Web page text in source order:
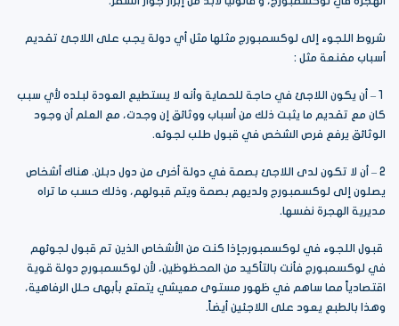
شروط اللجوء إلى لوكسمبورج مثلها مثل أي دولة يجب على اللاجئ تقديم
أسباب مقنعة مثل :
1 – أن يكون اللاجئ في حاجة للحماية وأنه لا يستطيع العودة لبلده لأي سبب
كان مع تقديم ما يثبت ذلك من أسباب ووثائق إن وجدت، مع العلم أن وجود
الوثائق يرفع فرص الشخص في قبول طلب لجوئه.
2 – أن لا تكون لدى اللاجئ بصمة في دولة أخرى من دول دبلن. هناك أشخاص
يصلون إلى لوكسمبورج ولديهم بصمة ويتم قبولهم، وذلك حسب ما تراه
مديرية الهجرة نفسها.
قبول اللجوء في لوكسمبورجإذا كنت من الأشخاص الذين تم قبول لجوئهم
في لوكسمبورج فأنت بالتأكيد من المحظوظين، لأن لوكسمبورج دولة قوية
اقتصادياً مما ساهم في ظهور مستوى معيشي يتمتع بأبهى حلل الرفاهية،
وهذا بالطبع يعود على اللاجئين أيضاً.